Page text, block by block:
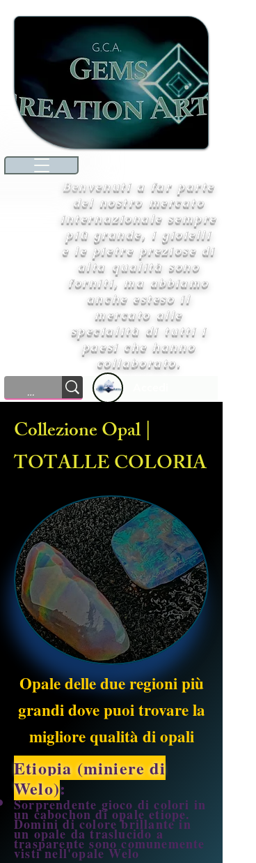
Benvenuti a far parte
del nostro mercato
internazionale sempre
più grande, i gioielli
e le pietre preziose di
alta qualità sono
forniti, ma abbiamo
anche esteso il
mercato alle
specialità di tutti i
paesi che hanno
collaborato.
Collezione Opal |
TOTALLE COLORIA
Opale delle due regioni più
grandi dove puoi trovare la
migliore qualità di opali
Etiopia (miniere di
Welo):
Sorprendente gioco di colori in
un cabochon di opale etiope.
Domini di colore brillante in
un opale da traslucido a
trasparente sono comunemente
visti nell'opale Welo